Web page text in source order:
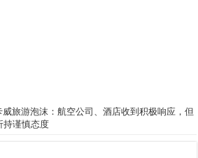
威旅游泡沫：航空公司、酒店收到积极响应，但
持谨慎态度